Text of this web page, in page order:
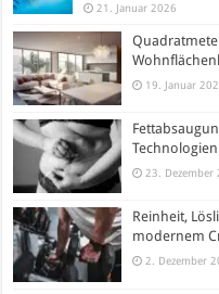
21. Januar 2026
19. Januar
23. Dezember
Reinheit,
modernem
2. Dezember